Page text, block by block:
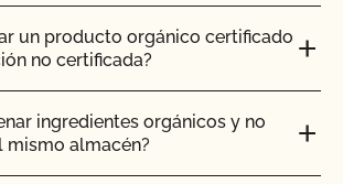
un producto orgánico certificado
no certificada?
ingredientes orgánicos y no
mismo almacén?